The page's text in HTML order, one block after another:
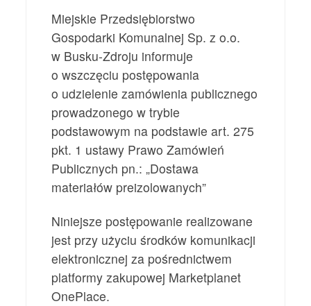
Miejskie Przedsiębiorstwo
Gospodarki Komunalnej Sp. z o.o.
w Busku-Zdroju informuje
o wszczęciu postępowania
o udzielenie zamówienia publicznego
prowadzonego w trybie
podstawowym na podstawie art. 275
pkt. 1 ustawy Prawo Zamówień
Publicznych pn.: „Dostawa
materiałów preizolowanych”
Niniejsze postępowanie realizowane
jest przy użyciu środków komunikacji
elektronicznej za pośrednictwem
platformy zakupowej Marketplanet
OnePlace.